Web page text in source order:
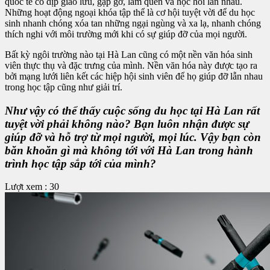
Những hoạt động ngoại khóa tập thể là cơ hội tuyệt vời để du học
sinh nhanh chóng xóa tan những ngại ngùng và xa lạ, nhanh chóng
thích nghi với môi trường mới khi có sự giúp đỡ của mọi người.
Bất kỳ ngôi trường nào tại Hà Lan cũng có một nền văn hóa sinh
viên thực thụ và đặc trưng của mình. Nền văn hóa này được tạo ra
bởi mạng lưới liên kết các hiệp hội sinh viên để họ giúp đỡ lẫn nhau
trong học tập cũng như giải trí.
Như vậy có thể thấy cuộc sống du học tại Hà Lan rất
tuyệt vời phải không nào? Bạn luôn nhận được sự
giúp đỡ và hỗ trợ từ mọi người, mọi lúc. Vậy bạn còn
băn khoăn gì mà không tới với Hà Lan trong hành
trình học tập sắp tới của mình?
Lượt xem : 30